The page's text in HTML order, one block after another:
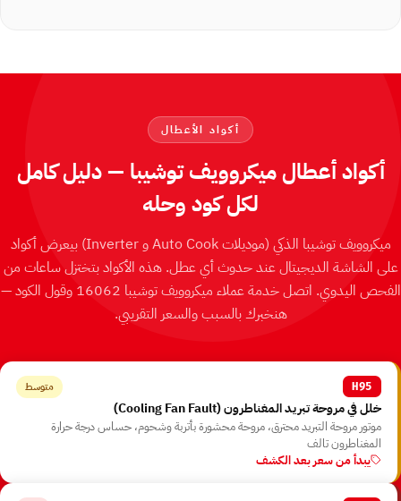
أكواد الأعطال
أكواد أعطال ميكروويف توشيبا — دليل كامل
لكل كود وحله
ميكروويف توشيبا الذكي ⁨(موديلات Auto Cook و Inverter)⁩ بيعرض أكواد
على الشاشة الديجيتال عند حدوث أي عطل. هذه الأكواد بتختزل ساعات من
الفحص اليدوي. اتصل خدمة عملاء ميكروويف توشيبا 16062 وقول الكود —
هنخبرك بالسبب والسعر التقريبي.
H95 متوسط
خلل في مروحة تبريد المغناطرون ⁨(Cooling Fan Fault)⁩
موتور مروحة التبريد محترق، مروحة محشورة بأتربة وشحوم، حساس درجة حرارة
المغناطرون تالف
يبدأ من سعر بعد الكشف